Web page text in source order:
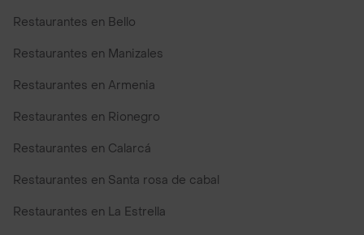
Restaurantes en Bello
Restaurantes en Manizales
Restaurantes en Armenia
Restaurantes en Rionegro
Restaurantes en Calarcá
Restaurantes en Santa rosa de cabal
Restaurantes en La Estrella